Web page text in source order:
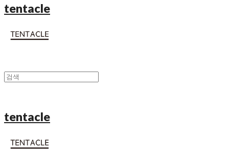
tentacle
tentacle